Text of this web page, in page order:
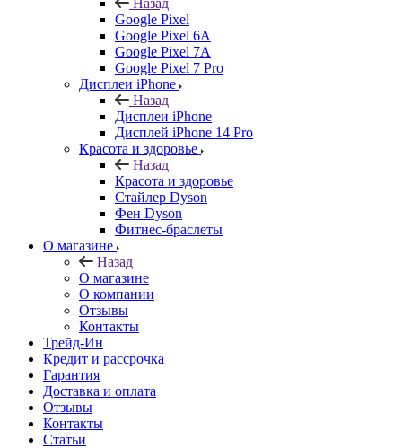
Назад
Google Pixel
Google Pixel 6A
Google Pixel 7А
Google Pixel 7 Pro
Дисплеи iPhone
Назад
Дисплеи iPhone
Дисплей iPhone 14 Pro
Красота и здоровье
Назад
Красота и здоровье
Стайлер Dyson
Фен Dyson
Фитнес-браслеты
О магазине
Назад
О магазине
О компании
Отзывы
Контакты
Трейд-Ин
Кредит и рассрочка
Гарантия
Доставка и оплата
Отзывы
Контакты
Статьи